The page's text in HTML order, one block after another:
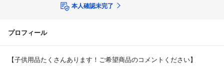
本人確認未完了
プロフィール
【子供用品たくさんあります！ご希望商品のコメントください】